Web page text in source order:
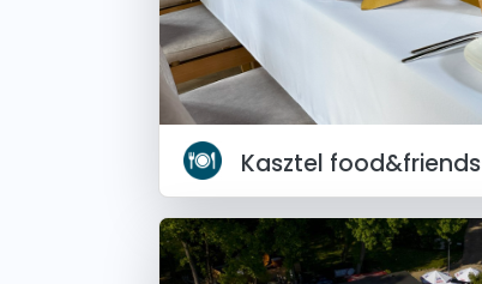
Kasztel food&friends